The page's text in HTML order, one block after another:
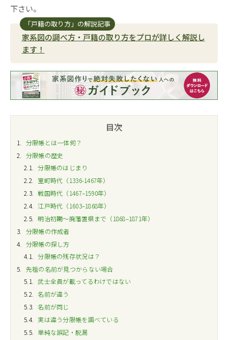
下さい。
「戸籍の取り方」の解説記事
家系図の調べ方・戸籍の取り方をプロが詳しく解説し
ます！
目次
1
分限帳とは一体何？
2
分限帳の歴史
2.1
分限帳のはじまり
2.2
室町時代（1336-1467年）
2.3
戦国時代（1467–1590年）
2.4
江戸時代（1603–1868年）
2.5
明治初期～廃藩置県まで（1868–1871年）
3
分限帳の作成者
4
分限帳の探し方
4.1
分限帳の残存状況は？
5
先祖の名前が見つからない場合
5.1
武士全員が載ってるわけではない
5.2
名前が違う
5.3
名前が同じ
5.4
実は違う分限帳を調べている
5.5
単純な誤記・脱漏